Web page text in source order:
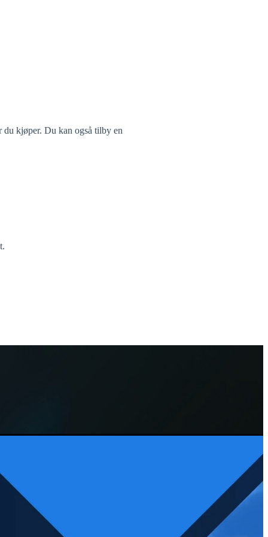
kjøper. Du kan også tilby en
og funksjoner med en fornuftig pris.»